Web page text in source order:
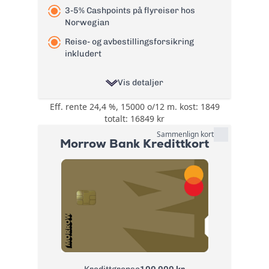
Les mer om Re:member Black
3-5% Cashpoints på flyreiser hos
Norwegian
Reise- og avbestillingsforsikring
inkludert
Vis detaljer
Bonus:
0,5% på all bruk på
kortet i cashback
eller cashpoints og
3-5% Cashpoints på
Reise- og
avbestillingsforsikring
- 6 valgfrie
Tannhelseforsikring,
Betalingsforsikring
Eff. rente 24,4 %, 15000 o/12 m. kost: 1849
totalt: 16849 kr
Sammenlign kort
Morrow Bank Kredittkort